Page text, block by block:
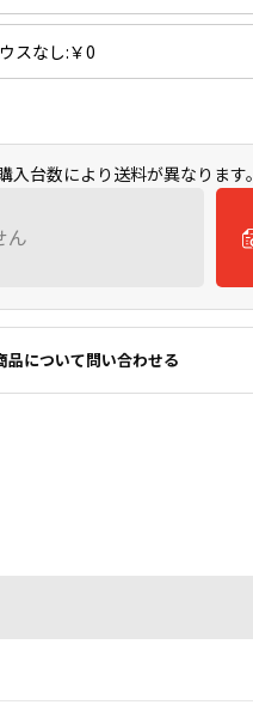
台数により送料が異なります。
ん
品について問い合わせる